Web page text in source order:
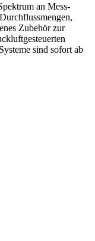
an Mess-
Zubehör zur
sind sofort ab